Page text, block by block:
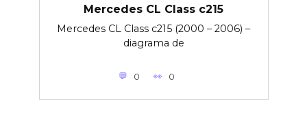
Mercedes CL Class c215
Mercedes CL Class c215 (2000 – 2006) –
diagrama de
0 0